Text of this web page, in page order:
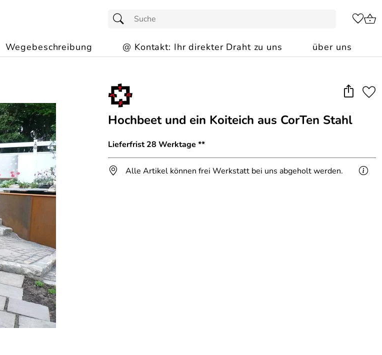
Wegebeschreibung @ Kontakt: Ihr direkter Draht zu uns über uns
Hochbeet und ein Koiteich aus CorTen Stahl
Lieferfrist 28 Werktage **
Alle Artikel können frei Werkstatt bei uns abgeholt werden.